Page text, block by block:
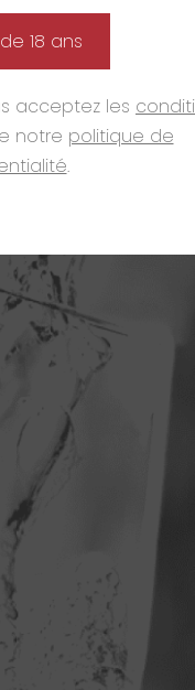
18 ans
acceptez les
notre politique de
.